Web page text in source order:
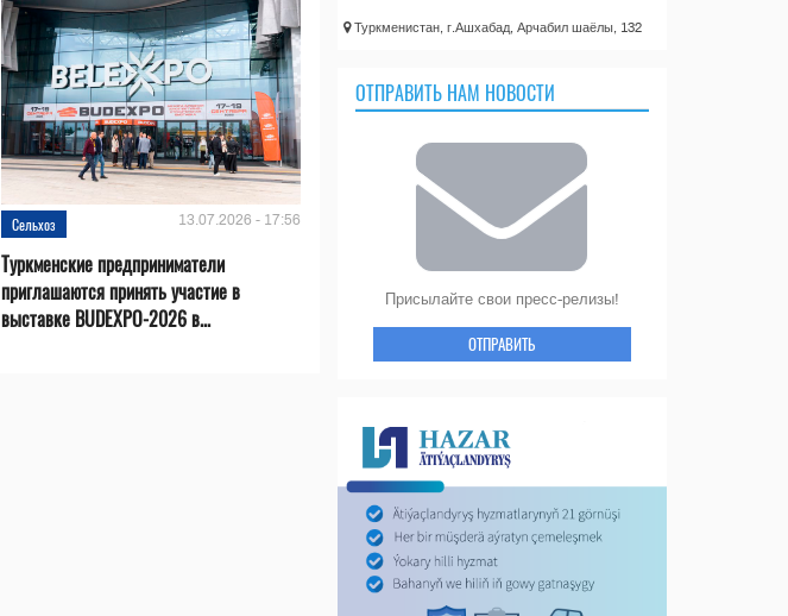
Сельхоз 13.07.2026 - 17:56
Туркменские предприниматели
приглашаются принять участие в
выставке BUDEXPO-2026 в...
Туркменистан, г.Ашхабад, Арчабил шаёлы, 132
ОТПРАВИТЬ НАМ НОВОСТИ
Присылайте свои пресс-релизы!
ОТПРАВИТЬ